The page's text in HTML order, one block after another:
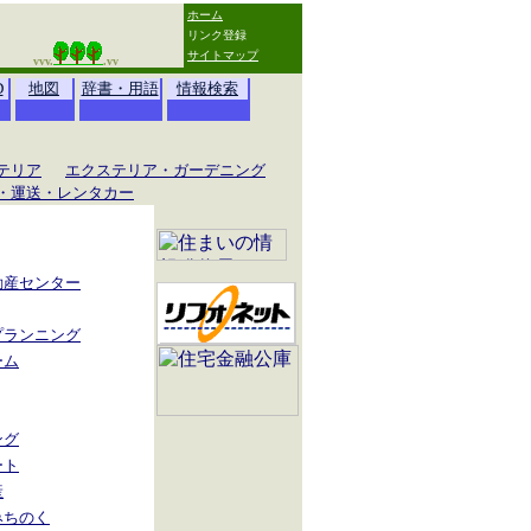
vvv. .vv
ホーム
リンク登録
サイトマップ
地図 辞書・用語 情報検索
リア
エクステリア・ガーデニング
運送・レンタカー
センター
ンニング
グ
のく